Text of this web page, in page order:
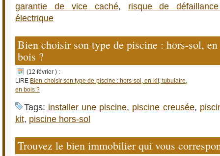
garantie de vice caché, risque de
électrique
Bien choisir son type de piscine : hors-sol,
bois ?
(12 février ) :
LIRE Bien choisir son type de piscine : hors-sol, en kit, tubulaire,
en bois ?
Tags: installer une piscine, piscine creusée,
kit, piscine hors-sol
Trouvez le bien immobilier qui vous